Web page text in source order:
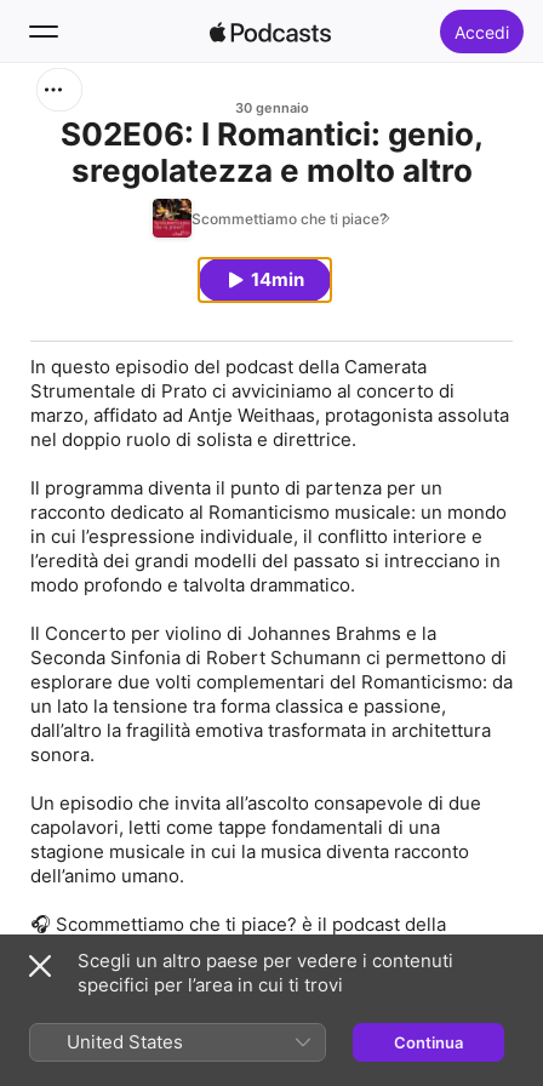
Accedi
Home
30 gennaio
S02E06: I Romantici: genio,
sregolatezza e molto altro
Scommettiamo che ti piace?
14min
In questo episodio del podcast della Camerata
Strumentale di Prato ci avviciniamo al concerto di
marzo, affidato ad Antje Weithaas, protagonista assoluta
nel doppio ruolo di solista e direttrice.
Il programma diventa il punto di partenza per un
racconto dedicato al Romanticismo musicale: un mondo
in cui l’espressione individuale, il conflitto interiore e
l’eredità dei grandi modelli del passato si intrecciano in
modo profondo e talvolta drammatico.
Il Concerto per violino di Johannes Brahms e la
Seconda Sinfonia di Robert Schumann ci permettono di
esplorare due volti complementari del Romanticismo: da
un lato la tensione tra forma classica e passione,
dall’altro la fragilità emotiva trasformata in architettura
sonora.
Un episodio che invita all’ascolto consapevole di due
capolavori, letti come tappe fondamentali di una
stagione musicale in cui la musica diventa racconto
dell’animo umano.
🎧 Scommettiamo che ti piace? è il podcast della
Camerata Strumentale di Prato.
Con Raffaella Mosca e Fabio Giovannetti
Registrazione, montaggio, editing Lorenzo Tempestini
mostra meno
Scegli un altro paese per vedere i contenuti
specifici per l’area in cui ti trovi
United States Continua